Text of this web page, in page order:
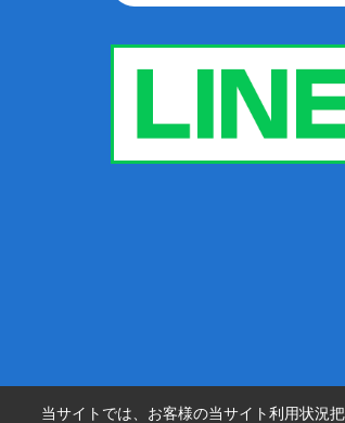
当サイトでは、お客様の当サイト利用状況